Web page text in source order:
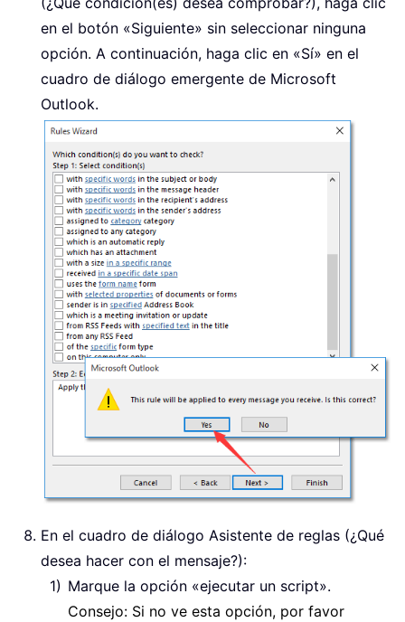
en el botón «Siguiente» sin seleccionar ninguna
opción. A continuación, haga clic en «Sí» en el
cuadro de diálogo emergente de Microsoft
Outlook.
En el cuadro de diálogo Asistente de reglas (¿Qué
desea hacer con el mensaje?):
Marque la opción «ejecutar un script».
Consejo: Si no ve esta opción, por favor